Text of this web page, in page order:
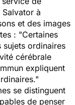
à
et des images
: "Certaines
sujets ordinaires
cérébrale
expliquent
se distinguent
de penser